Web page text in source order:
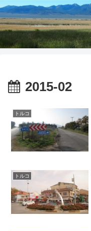
2015-02
トルコ
トルコ